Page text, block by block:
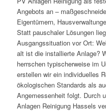
Angebots an –
Eigentümern,
Statt pauschaler Lösungen
Ausgangssituation vor Ort:
alt ist die installierte Anlage?
herrschen typischerweise im
erstellen wir ein individuelles
ökologischen Standards als
Angemessenheit folgt. Durch
Anlagen Reinigung Hassels